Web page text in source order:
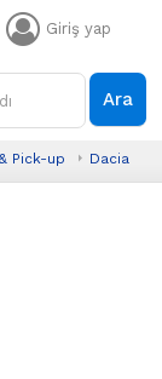
Giriş yap
Ara
Pick-up Dacia